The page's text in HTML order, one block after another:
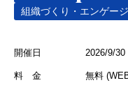
組織づくり・エンゲー
開催日 2026/9/30
料 金 無料